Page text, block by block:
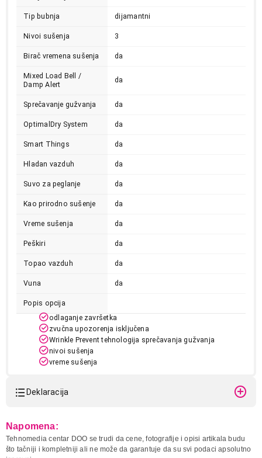
Tip bubnja dijamantni
Nivoi sušenja 3
Birač vremena sušenja da
Mixed Load Bell /
Damp Alert
da
Sprečavanje gužvanja da
OptimalDry System da
Smart Things da
Hladan vazduh da
Suvo za peglanje da
Kao prirodno sušenje da
Vreme sušenja da
Peškiri da
Topao vazduh da
Vuna da
Popis opcija
odlaganje završetka
zvučna upozorenja isključena
Wrinkle Prevent tehnologija sprečavanja gužvanja
nivoi sušenja
vreme sušenja
pametno upravljanje
Quick Dry 35' da
Deklaracija
Naziv i vrsta robe:
MASINA ZA SUSENJE VESA
Uvoznik:
Tehnomedia
Napomena:
Tehnomedia centar DOO se trudi da cene, fotografije i opisi artikala budu
što tačniji i kompletniji ali ne može da garantuje da su svi podaci apsolutno
49.999,00
SAMSUNG DV80T5220AX/S7
Proizvod je dodat u korpu.
Ukupno u korpi:
Nastavi kupovinu
Završi kupovinu